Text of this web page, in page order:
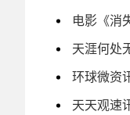
电影《消
天涯何处
环球微资
天天观速